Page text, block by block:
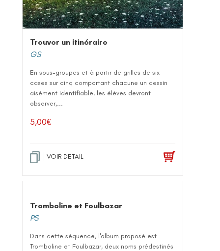
Trouver un itinéraire
GS
En sous-groupes et à partir de grilles de six
cases sur cinq comportant chacune un dessin
aisément identifiable, les élèves devront
observer,...
5,00€
VOIR DETAIL
Tromboline et Foulbazar
PS
Dans cette séquence, l'album proposé est
Tromboline et Foulbazar, deux noms prédestinés